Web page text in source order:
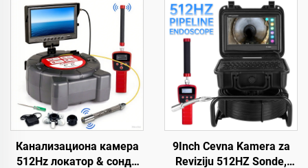
Канализациона камера
512Hz локатор & сонда
9Inch Cevna Kamera za
Reviziju 512HZ Sonde,